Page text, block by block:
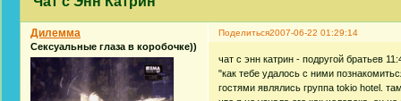
Поделиться2007-06-22 01:29:14
Дилемма
Сексуальные глаза в коробочке))
чат с энн катрин - подругой братьев
"как тебе удалось с ними
гостями являлись группа tokio hotel.